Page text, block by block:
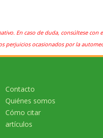
En caso de duda, consúltese con
perjuicios ocasionados por la
Contacto
Quiénes somos
Cómo citar
artículos